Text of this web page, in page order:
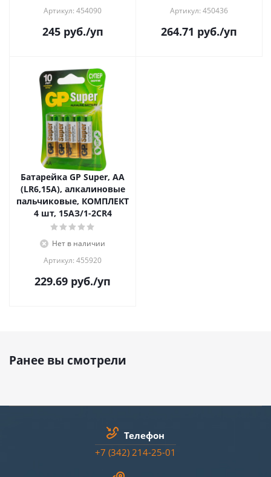
Артикул: 454090
245руб./уп
Артикул: 450436
264.71 руб./уп
Батарейка GP Super, АА
(LR6,15А), алкалиновые
пальчиковые, КОМПЛЕКТ
4 шт, 15AЗ/1-2СR4
Нет в наличии
Артикул: 455920
229.69 руб./уп
Ранее вы смотрели
Телефон
+7 (342) 214-25-01